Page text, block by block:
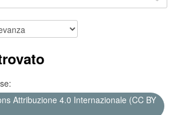
Attribuzione 4.0 Internazionale (CC BY